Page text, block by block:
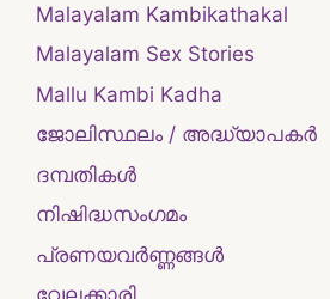
Malayalam Kambikathakal
Malayalam Sex Stories
Mallu Kambi Kadha
ജോലിസ്ഥലം / അദ്ധ്യാപകർ
ദമ്പതികള്‍
നിഷിദ്ധസംഗമം
പ്രണയവർണ്ണങ്ങൾ
വേലക്കാരി